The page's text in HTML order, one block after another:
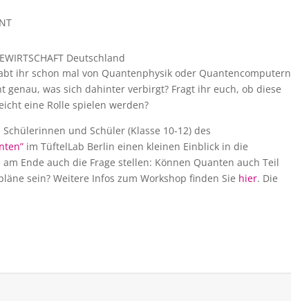
Deutschland
ihr schon mal von Quantenphysik oder Quantencomputern
genau, was sich dahinter verbirgt? Fragt ihr euch, ob diese
eine Rolle spielen werden?
und Schüler (Klasse 10-12) des
im TüftelLab Berlin einen kleinen Einblick in die
Ende auch die Frage stellen: Können Quanten auch Teil
sein? Weitere Infos zum Workshop finden Sie hier. Die